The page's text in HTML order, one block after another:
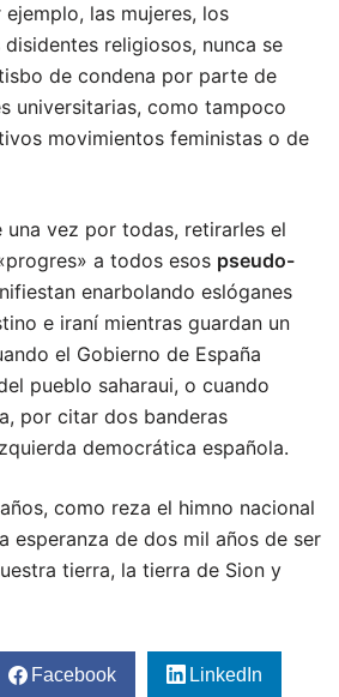
las mujeres, los
religiosos, nunca se
de condena por parte de
universitarias, como tampoco
movimientos feministas o de
una vez por todas, retirarles el
a todos esos pseudo-
enarbolando eslóganes
e iraní mientras guardan un
el Gobierno de España
pueblo saharaui, o cuando
por citar dos banderas
democrática española.
como reza el himno nacional
esperanza de dos mil años de ser
tierra, la tierra de Sion y
Facebook LinkedIn